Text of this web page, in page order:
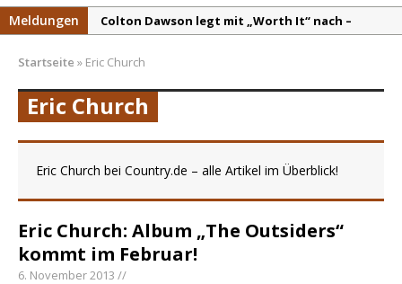
Meldungen
Colton Dawson legt mit „Worth It“ nach –
Carly Pearce hinterfragt den ständigen
Vergleich mit anderen
Ella Langley schreibt Musikgeschichte:
„Choosin‘ Texas“ gehört zu den größten Hits
aller Zeiten
Sommernächte
Randy Travis veröffentlicht mit „I Don’t Care“
Startseite » Eric Church
Eric Church
Eric Church bei Country.de – alle Artikel im Überblick!
Eric Church: Album „The Outsiders“
kommt im Februar!
6. November 2013 //